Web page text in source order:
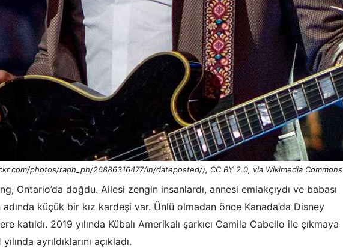
photos/raph_ph/26886316477/in/dateposted/), CC BY 2.0, via Wikimedia Commons
Ontario’da doğdu. Ailesi zengin insanlardı, annesi emlakçıydı ve babası
adında küçük bir kız kardeşi var. Ünlü olmadan önce Kanada’da Disney
katıldı. 2019 yılında Kübalı Amerikalı şarkıcı Camila Cabello ile çıkmaya
ayrıldıklarını açıkladı.